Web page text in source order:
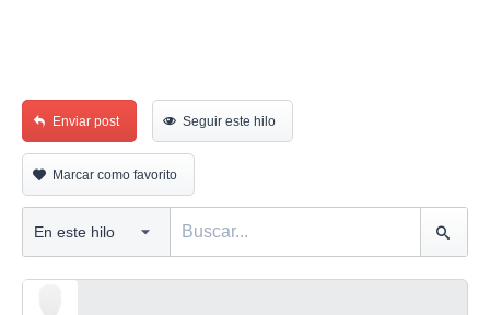
Enviar post Seguir este hilo
Marcar como favorito